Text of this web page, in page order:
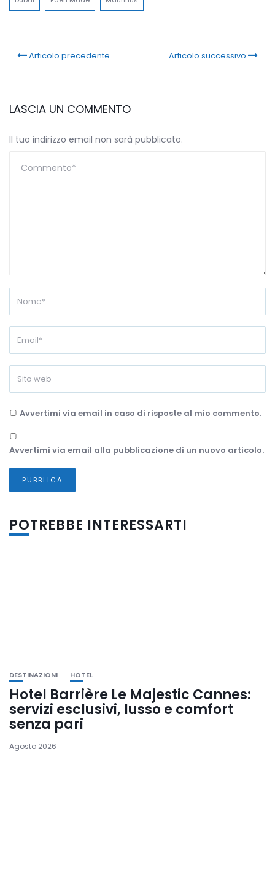
Articolo precedente Articolo successivo
LASCIA UN COMMENTO
Il tuo indirizzo email non sarà pubblicato.
Avvertimi via email in caso di risposte al mio commento.
Avvertimi via email alla pubblicazione di un nuovo articolo.
POTREBBE INTERESSARTI
DESTINAZIONI HOTEL
Hotel Barrière Le Majestic Cannes:
servizi esclusivi, lusso e comfort
senza pari
Agosto 2026